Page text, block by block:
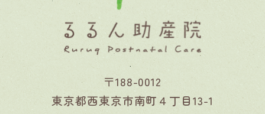
〒188-0012
東京都西東京市南町４丁目13-1